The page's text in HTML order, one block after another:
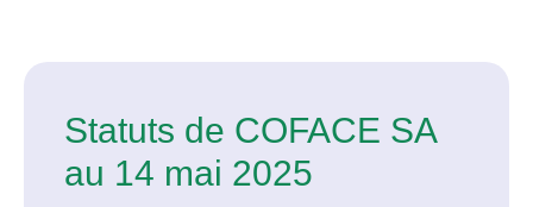
Statuts de COFACE SA
au 14 mai 2025